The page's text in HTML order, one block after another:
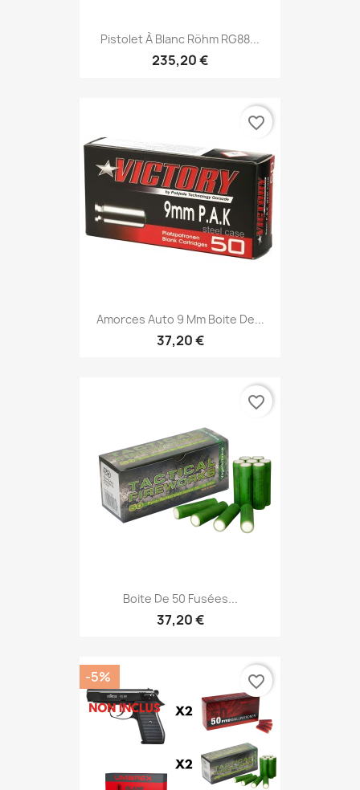
Pistolet À Blanc Röhm RG88...
235,20 €
Amorces Auto 9 Mm Boite De...
37,20 €
favorite_border
Boite De 50 Fusées...
37,20 €
favorite_border
-5% favorite_border